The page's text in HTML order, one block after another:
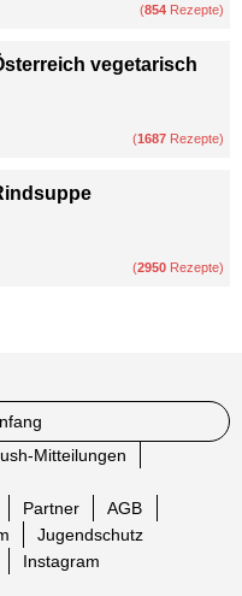
(854 Rezepte)
vegetarisch
(1687 Rezepte)
(2950 Rezepte)
Mitteilungen
Partner
AGB
Jugendschutz
Instagram